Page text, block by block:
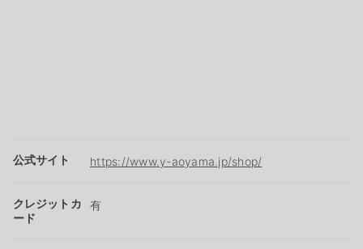
公式サイト https://www.y-aoyama.jp/shop/
クレジットカ
ード
有